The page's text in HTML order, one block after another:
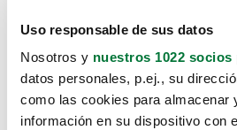
Uso responsable de sus datos
Nosotros y nuestros 1022 socios
datos personales, p.ej., su
como las cookies para almacenar
información en su dispositivo con